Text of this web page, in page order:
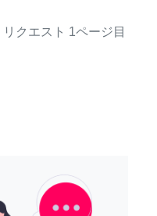
リクエスト 1ページ目